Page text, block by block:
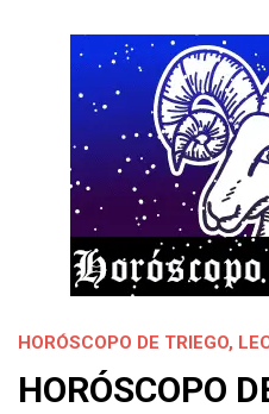
HORÓSCOPO DE TRIEGO,
HORÓSCOPO